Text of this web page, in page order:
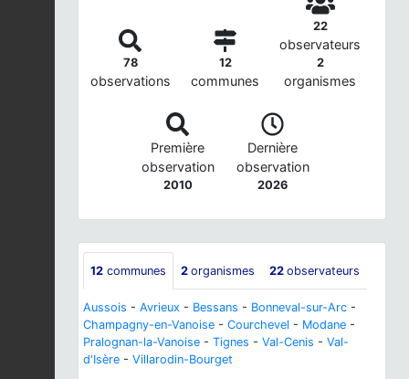
78
observations
12
communes
22
observateurs
2
organismes
Première
observation
2010
Dernière
observation
2026
12 communes 2 organismes 22 observateurs
Aussois - Avrieux - Bessans - Bonneval-sur-Arc -
Champagny-en-Vanoise - Courchevel - Modane -
Pralognan-la-Vanoise - Tignes - Val-Cenis - Val-
d'Isère - Villarodin-Bourget